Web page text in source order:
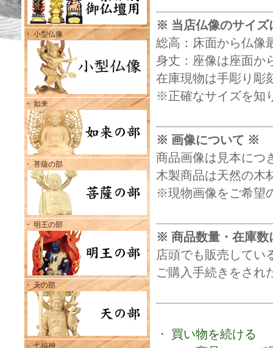
・ 小型仏像
・ 如来
・ 菩薩の部
・ 明王の部
・ 天の部
・ 七福神
※ 当店仏像のサイ
総高：床面から仏像
身丈：座像は座面か
在庫現物は手彫り彫
※正確なサイズを知
※ 画像について ※
商品画像は見本につ
木製商品は天然の木
※現物画像をご希望
※ 商品数量・在庫
店頭でも販売してい
ご購入手続きをされ
・ 買い物を続ける